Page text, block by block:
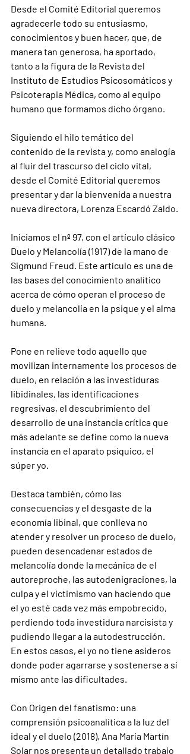
Desde el Comité Editorial queremos
agradecerle todo su entusiasmo,
conocimientos y buen hacer, que, de
manera tan generosa, ha aportado,
tanto a la figura de la Revista del
Instituto de Estudios Psicosomáticos y
Psicoterapia Médica, como al equipo
humano que formamos dicho órgano.
Siguiendo el hilo temático del
contenido de la revista y, como analogía
al fluir del trascurso del ciclo vital,
desde el Comité Editorial queremos
presentar y dar la bienvenida a nuestra
nueva directora, Lorenza Escardó Zaldo.
Iniciamos el nº 97, con el artículo clásico
Duelo y Melancolía (1917) de la mano de
Sigmund Freud. Este artículo es una de
las bases del conocimiento analítico
acerca de cómo operan el proceso de
duelo y melancolía en la psique y el alma
humana.
Pone en relieve todo aquello que
movilizan internamente los procesos de
duelo, en relación a las investiduras
libidinales, las identificaciones
regresivas, el descubrimiento del
desarrollo de una instancia crítica que
más adelante se define como la nueva
instancia en el aparato psíquico, el
súper yo.
Destaca también, cómo las
consecuencias y el desgaste de la
economía libinal, que conlleva no
atender y resolver un proceso de duelo,
pueden desencadenar estados de
melancolía donde la mecánica de el
autoreproche, las autodenigraciones, la
culpa y el victimismo van haciendo que
el yo esté cada vez más empobrecido,
perdiendo toda investidura narcisista y
pudiendo llegar a la autodestrucción.
En estos casos, el yo no tiene asideros
donde poder agarrarse y sostenerse a sí
mismo ante las dificultades.
Con Origen del fanatismo: una
comprensión psicoanalítica a la luz del
ideal y el duelo (2018), Ana María Martín
Solar nos presenta un detallado trabajo